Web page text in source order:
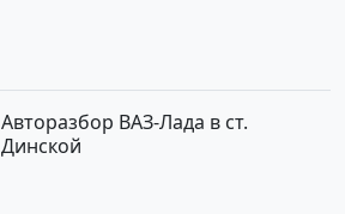
Авторазбор ВАЗ-Лада в ст.
Динской